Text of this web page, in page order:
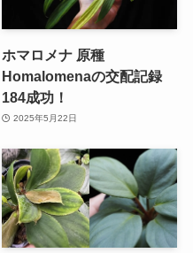
ホマロメナ 原種
Homalomenaの交配記録
184成功！
2025年5月22日